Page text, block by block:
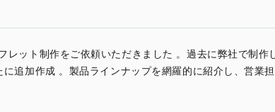
レット制作をご依頼いただきました 。過去に弊社で制
追加作成 。製品ラインナップを網羅的に紹介し、営業